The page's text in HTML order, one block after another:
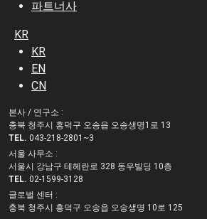
파트너사
KR
KR
EN
CN
본사 / 연구소 :
충북 청주시 흥덕구 오송읍 오송생명1로 13
TEL. 043-218-2801~3
서울 사무소 :
서울시 강남구 테헤란로 328 동우빌딩 10층
TEL. 02-1599-3128
글로벌 센터 :
충북 청주시 흥덕구 오송읍 오송생명 10로 125